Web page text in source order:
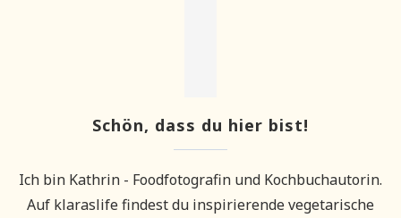
Schön, dass du hier bist!
Ich bin Kathrin - Foodfotografin und Kochbuchautorin.
Auf klaraslife findest du inspirierende vegetarische